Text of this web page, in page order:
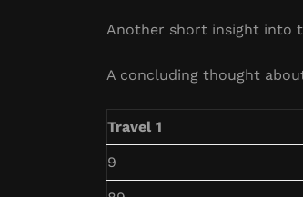
Another short insight into
A concluding thought
Travel 1
9